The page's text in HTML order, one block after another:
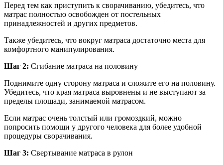
Перед тем как приступить к сворачиванию, убедитесь, что
матрас полностью освобожден от постельных
принадлежностей и других предметов.
Также убедитесь, что вокруг матраса достаточно места для
комфортного манипулирования.
Шаг 2: Сгибание матраса на половину
Поднимите одну сторону матраса и сложите его на половину.
Убедитесь, что края матраса выровнены и не выступают за
пределы площади, занимаемой матрасом.
Если матрас очень толстый или громоздкий, можно
попросить помощи у другого человека для более удобной
процедуры сворачивания.
Шаг 3: Свертывание матраса в рулон